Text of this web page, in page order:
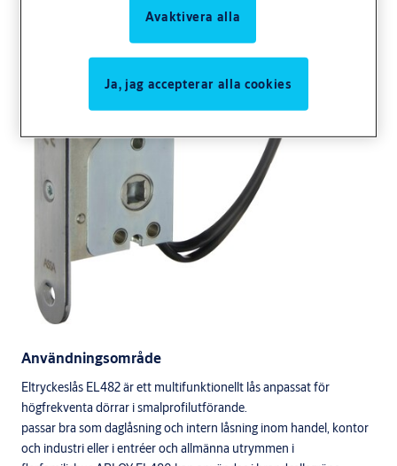
Användningsområde
Eltryckeslås EL482 är ett multifunktionellt lås anpassat för
högfrekventa dörrar i smalprofilutförande.
passar bra som daglåsning och intern låsning inom handel, kontor
och industri eller i entréer och allmänna utrymmen i
Avaktivera alla
Ja, jag accepterar alla cookies